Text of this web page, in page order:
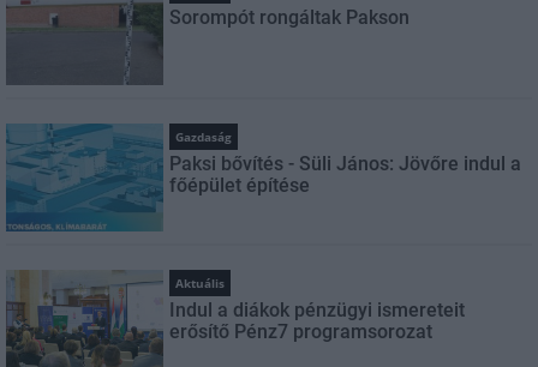
Sorompót rongáltak Pakson
Gazdaság
Paksi bővítés - Süli János: Jövőre indul a
főépület építése
Aktuális
Indul a diákok pénzügyi ismereteit
erősítő Pénz7 programsorozat